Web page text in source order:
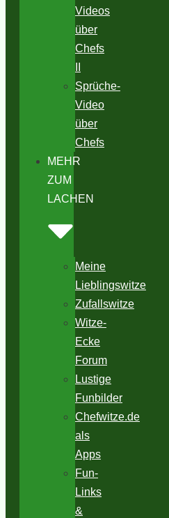
Videos
über
Chefs
Sprüche-
Video
über
Chefs
MEHR
ZUM
LACHEN
Meine
Lieblingswitze
Zufallswitze
Witze-
Ecke
Forum
Lustige
Funbilder
Chefwitze.de
als
Apps
Fun-
Links
&